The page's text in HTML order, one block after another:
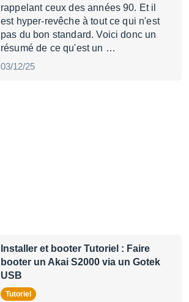
rappelant ceux des années 90. Et il
est hyper-revêche à tout ce qui n'est
pas du bon standard. Voici donc un
résumé de ce qu'est un …
03/12/25
Installer et booter Tutoriel : Faire
booter un Akai S2000 via un Gotek
USB
Tutoriel